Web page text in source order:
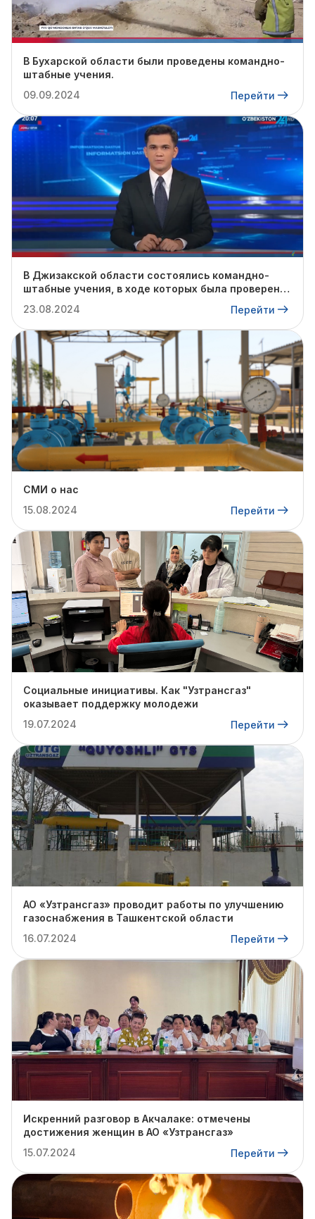
В Бухарской области были проведены командно-
штабные учения.
09.09.2024
Перейти
В Джизакской области состоялись командно-
штабные учения, в ходе которых была проверена
осенне-зимнему сезону.
23.08.2024 Перейти
СМИ о нас
15.08.2024
Перейти
Социальные инициативы. Как "Узтрансгаз"
оказывает поддержку молодежи
19.07.2024
Перейти
АО «Узтрансгаз» проводит работы по улучшению
газоснабжения в Ташкентской области
16.07.2024
Перейти
Искренний разговор в Акчалаке: отмечены
достижения женщин в АО «Узтрансгаз»
15.07.2024
Перейти